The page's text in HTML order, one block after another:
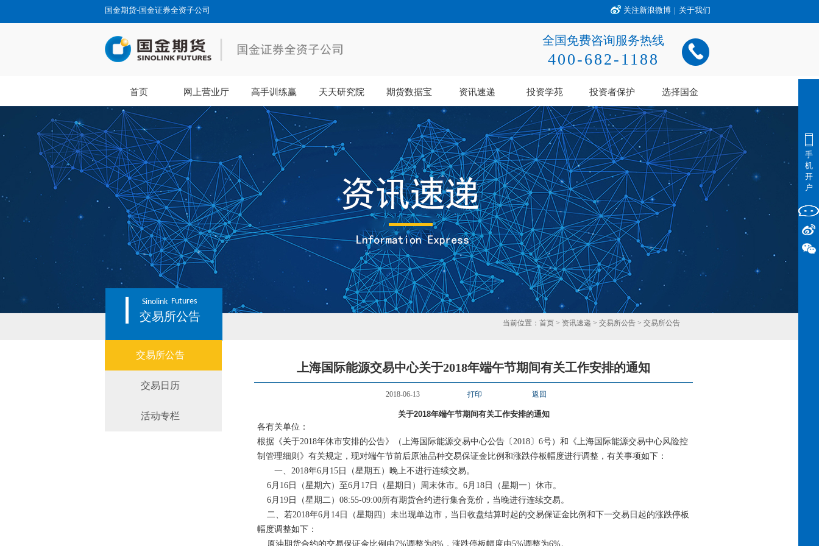
国金期货-国金证券全资子公司 关注新浪微博 | 关于我们
全国免费咨询服务热线
400-682-1188
首页 网上营业厅 高手训练赢 天天研究院 期货数据宝 资讯速递 投资学苑 投资者保护 选择国金
Sinolink Futures
交易所公告 当前位置： 首页 > 资讯速递 > 交易所公告 > 交易所公告
交易所公告
交易日历
活动专栏
上海国际能源交易中心关于2018年端午节期间有关工作安排的通知
2018-06-13 打印 返回
关于2018年端午节期间有关工作安排的通知
各有关单位：
根据《关于2018年休市安排的公告》（上海国际能源交易中心公告〔2018〕6号）和《上海国际能源交易中心风险控
制管理细则》有关规定，现对端午节前后原油品种交易保证金比例和涨跌停板幅度进行调整，有关事项如下：
一、2018年6月15日（星期五）晚上不进行连续交易。
6月16日（星期六）至6月17日（星期日）周末休市。6月18日（星期一）休市。
6月19日（星期二）08:55-09:00所有期货合约进行集合竞价，当晚进行连续交易。
二、若2018年6月14日（星期四）未出现单边市，当日收盘结算时起的交易保证金比例和下一交易日起的涨跌停板
幅度调整如下：
原油期货合约的交易保证金比例由7%调整为8%，涨跌停板幅度由5%调整为6%。
手
机
开
户